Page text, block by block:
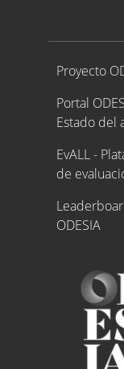
Proyecto
Proyecto
Portal
Estado del
EvALL -
de
ODESIA